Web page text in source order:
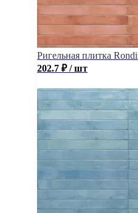
Ригельная плитка
202.7 ₽ / шт